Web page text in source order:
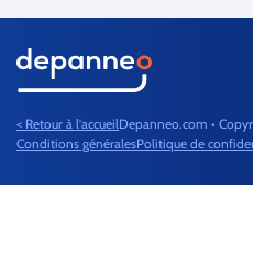
< Retour à l'accueilDepanneo.com •
Conditions généralesPolitique de